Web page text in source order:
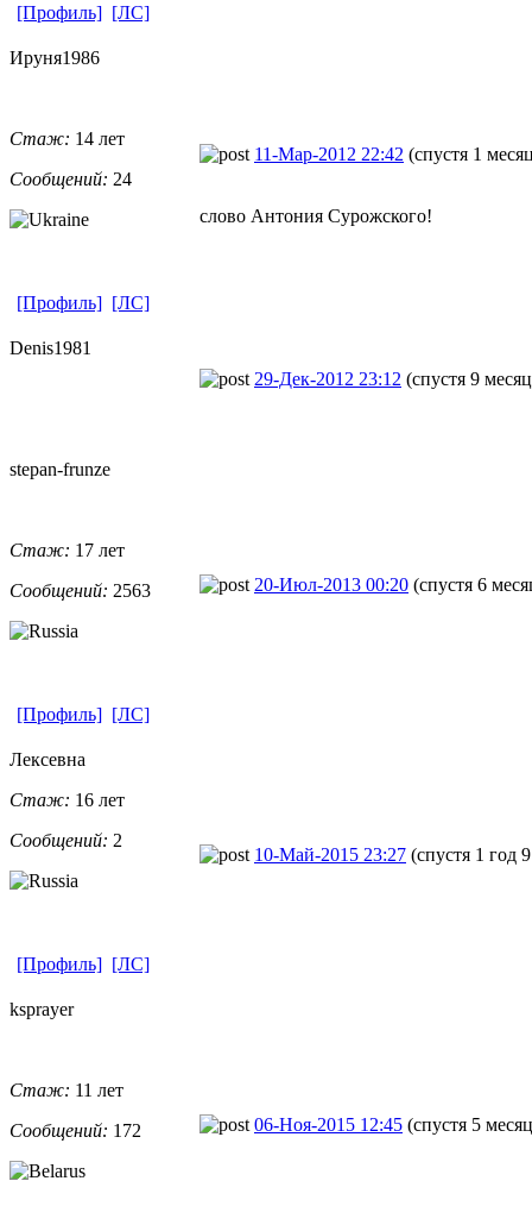
[Профиль] [ЛС]
Ируня1986
Стаж: 14 лет
Сообщений: 24
11-Мар-2012 22:42 (спустя 1
слово Антония Сурожского!
[Профиль] [ЛС]
Denis1981
29-Дек-2012 23:12 (спустя 9
stepan-frunz​e
Стаж: 17 лет
Сообщений: 2563 20-Июл-2013 00:20 (спустя 6
[Профиль] [ЛС]
Лексевна
Стаж: 16 лет
Сообщений: 2
10-Май-2015 23:27 (спустя 1 год
[Профиль] [ЛС]
ksprayer
Стаж: 11 лет
Сообщений: 172 06-Ноя-2015 12:45 (спустя 5